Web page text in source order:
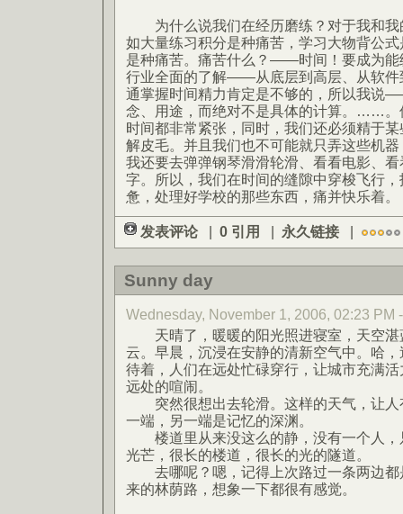
为什么说我们在经历磨练？对于我和我
如大量练习积分是种痛苦，学习大物背公
是种痛苦。痛苦什么？——时间！要成为能
行业全面的了解——从底层到高层、从软件
通掌握时间精力肯定是不够的，所以我
念、用途，而绝对不是具体的计算。……。
时间都非常紧张，同时，我们还必须精于
解皮毛。并且我们也不可能就只弄这些机
我还要去弹弹钢琴滑滑轮滑、看看电影、
字。所以，我们在时间的缝隙中穿梭飞行
惫，处理好学校的那些东西，痛并快乐着。
发表评论 | 0 引用 | 永久链接 |
Sunny day
Wednesday, November 1, 2006, 02:23 PM
天晴了，暖暖的阳光照进寝室，天空湛
云。早晨，沉浸在安静的清新空气中。哈
待着，人们在远处忙碌穿行，让城市充满
远处的喧闹。
突然很想出去轮滑。这样的天气，让人
一端，另一端是记忆的深渊。
楼道里从来没这么的静，没有一个人，
光芒，很长的楼道，很长的光的隧道。
去哪呢？嗯，记得上次路过一条两边都
来的林荫路，想象一下都很有感觉。